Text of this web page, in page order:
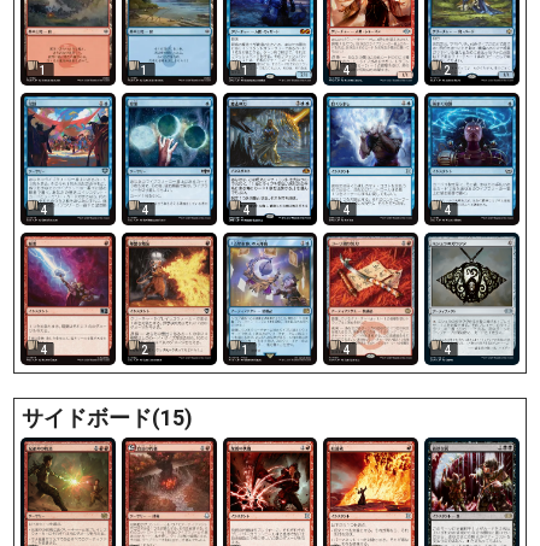
1 1 1 4 2
4 4 4 4 4
4 2 1 4 4
サイドボード(15)